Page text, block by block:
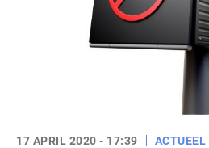
17 APRIL 2020 - 17:39
ACTUEEL